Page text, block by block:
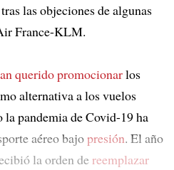
las objeciones de algunas
France-KLM.
querido promocionarlos
alternativa a los vuelos
pandemia de Covid-19 ha
aéreo bajopresión. El año
la orden de reemplazar